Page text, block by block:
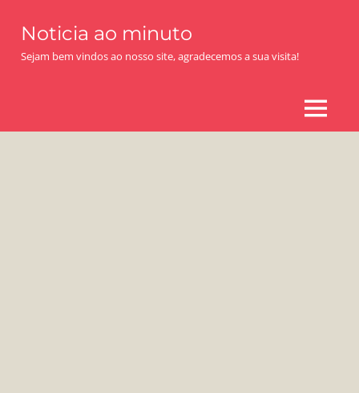
content
Noticia ao minuto
Sejam bem vindos ao nosso site, agradecemos a sua visita!
MENU